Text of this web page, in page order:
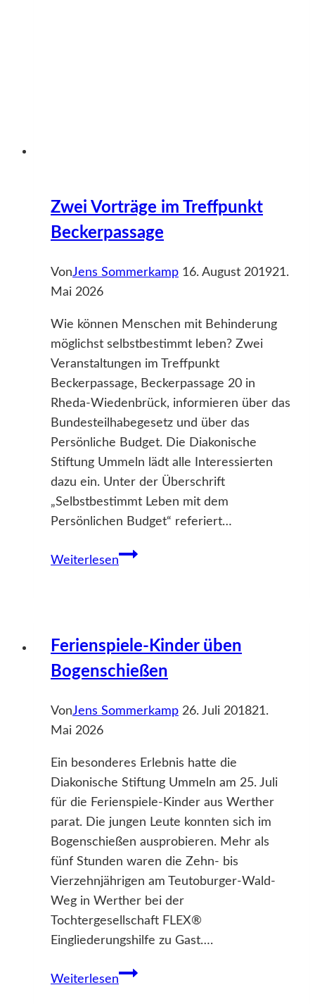
Zwei Vorträge im Treffpunkt
Beckerpassage
VonJens Sommerkamp 16. August 201921.
Mai 2026
Wie können Menschen mit Behinderung
möglichst selbstbestimmt leben? Zwei
Veranstaltungen im Treffpunkt
Beckerpassage, Beckerpassage 20 in
Rheda-Wiedenbrück, informieren über das
Bundesteilhabegesetz und über das
Persönliche Budget. Die Diakonische
Stiftung Ummeln lädt alle Interessierten
dazu ein. Unter der Überschrift
„Selbstbestimmt Leben mit dem
Persönlichen Budget“ referiert…
Weiterlesen
Zwei
Ferienspiele-Kinder üben
Bogenschießen
VonJens Sommerkamp 26. Juli 201821.
Mai 2026
Ein besonderes Erlebnis hatte die
Diakonische Stiftung Ummeln am 25. Juli
für die Ferienspiele-Kinder aus Werther
parat. Die jungen Leute konnten sich im
Bogenschießen ausprobieren. Mehr als
fünf Stunden waren die Zehn- bis
Vierzehnjährigen am Teutoburger-Wald-
Weg in Werther bei der
Tochtergesellschaft FLEX®
Eingliederungshilfe zu Gast….
Weiterlesen
Ferienspiele-